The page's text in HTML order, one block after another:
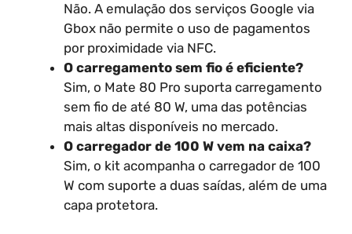
Não. A emulação dos serviços Google via
Gbox não permite o uso de pagamentos
por proximidade via NFC.
O carregamento sem fio é eficiente?
Sim, o Mate 80 Pro suporta carregamento
sem fio de até 80 W, uma das potências
mais altas disponíveis no mercado.
O carregador de 100 W vem na caixa?
Sim, o kit acompanha o carregador de 100
W com suporte a duas saídas, além de uma
capa protetora.